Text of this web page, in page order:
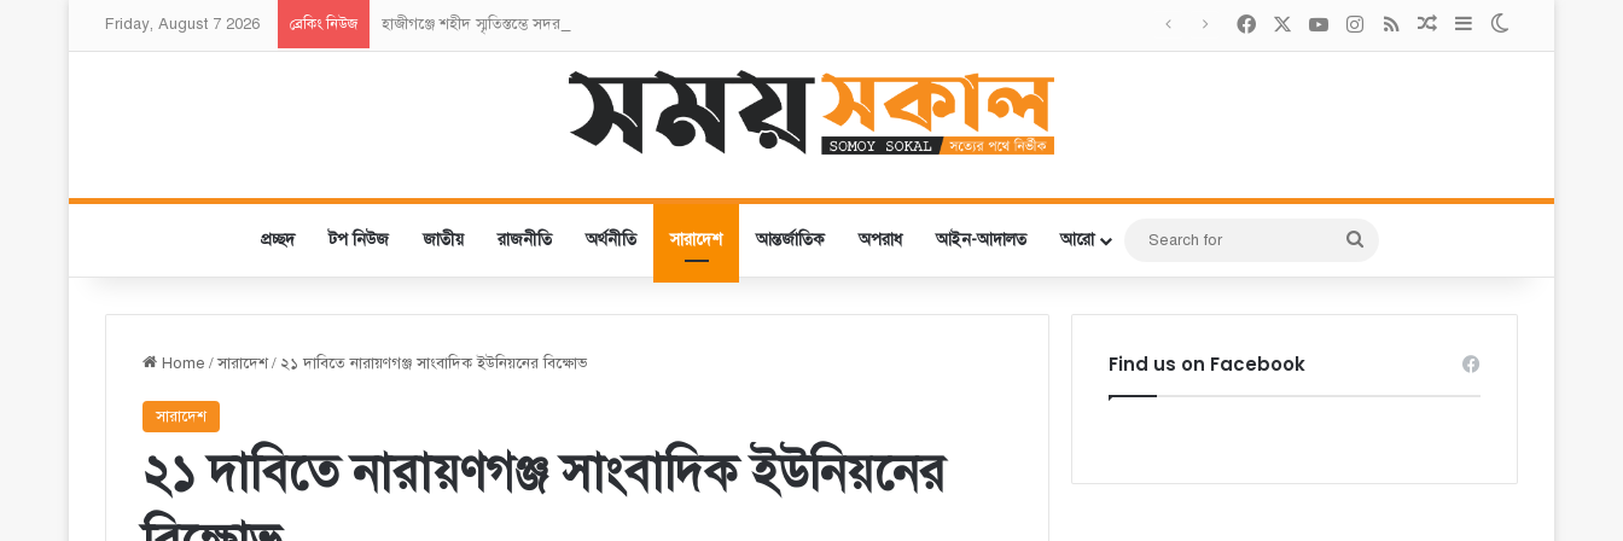
Friday, August 7 2026 ব্রেকিং নিউজ হাজীগঞ্জে শহীদ স্মৃতিস্তম্ভে সদর থানা বিএনপির পুষ্পস্তবক অর্পণ FacebookYouTubeInstagram
RSSRandom Article
Sidebar
প্রচ্ছদ টপ নিউজ জাতীয় রাজনীতি অর্থনীতি সারাদেশ আন্তর্জাতিক অপরাধ আইন-আদালত আরো
for
Home /সারাদেশ/ ২১ দাবিতে নারায়ণগঞ্জ সাংবাদিক ইউনিয়নের বিক্ষোভ
সারাদেশ
২১ দাবিতে নারায়ণগঞ্জ সাংবাদিক ইউনিয়নের
Find us on Facebook